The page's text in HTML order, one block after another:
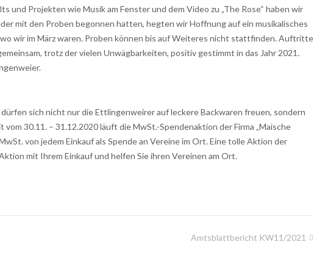
und Projekten wie Musik am Fenster und dem Video zu „The Rose“ haben wir
mit den Proben begonnen hatten, hegten wir Hoffnung auf ein musikalisches
wir im März waren. Proben können bis auf Weiteres nicht stattfinden. Auftritte
trotz der vielen Unwägbarkeiten, positiv gestimmt in das Jahr 2021.
sich nicht nur die Ettlingenweirer auf leckere Backwaren freuen, sondern
30.11. – 31.12.2020 läuft die MwSt.-Spendenaktion der Firma „Maische
von jedem Einkauf als Spende an Vereine im Ort. Eine tolle Aktion der
mit Ihrem Einkauf und helfen Sie ihren Vereinen am Ort.
Amtsblattbericht KW11/2021